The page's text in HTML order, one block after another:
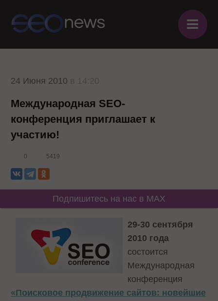
≡
24 Июня 2010
Международная SEO-
конференция приглашает к
участию!
0 5419
Подпишитесь на нас в MAX
29-30 сентября
2010 года
состоится
Международная
конференция
«Поисковое продвижение сайтов: новейшие